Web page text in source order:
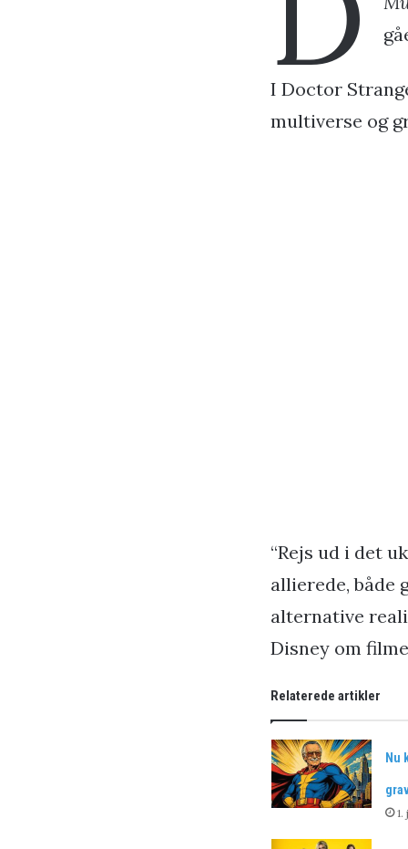
I Doctor
multiverse og
“Rejs ud i det
allierede, både
alternative
Disney om
Relaterede artikler
Nu